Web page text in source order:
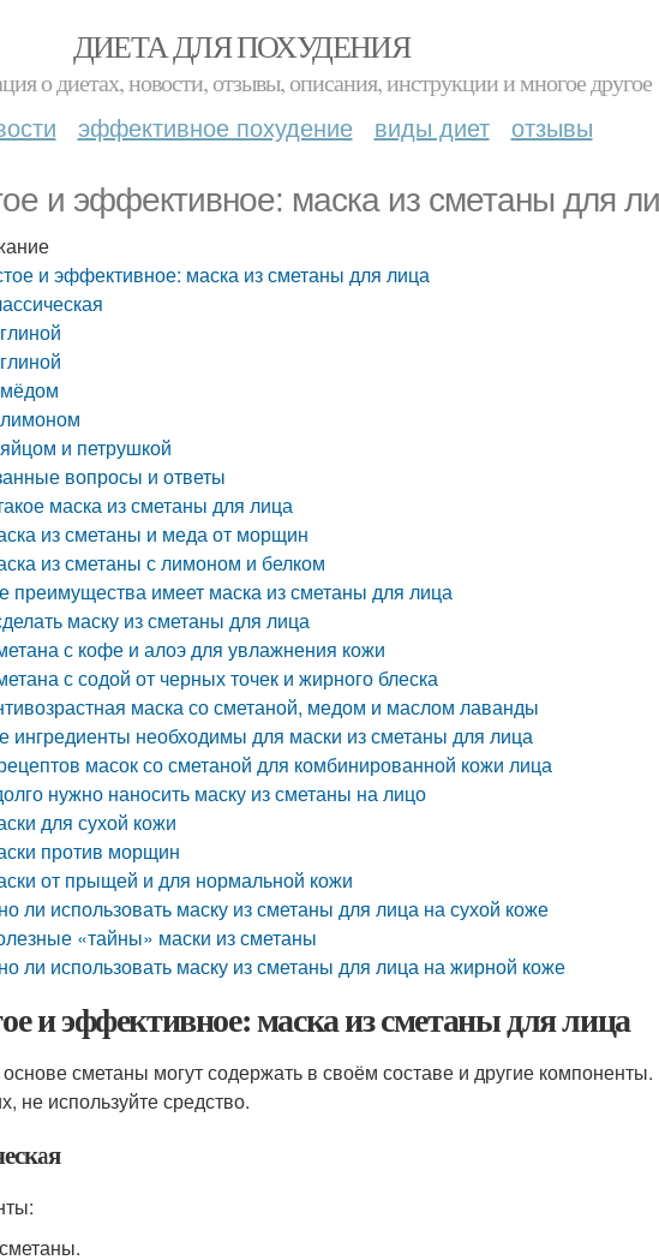
ДИЕТА ДЛЯ ПОХУДЕНИЯ
о диетах, новости, отзывы, описания, инструкции и многое другое
эффективное похудение виды диет отзывы
и эффективное: маска из сметаны для
и эффективное: маска из сметаны для лица
и петрушкой
вопросы и ответы
маска из сметаны для лица
из сметаны и меда от морщин
из сметаны с лимоном и белком
преимущества имеет маска из сметаны для лица
маску из сметаны для лица
с кофе и алоэ для увлажнения кожи
с содой от черных точек и жирного блеска
маска со сметаной, медом и маслом лаванды
ингредиенты необходимы для маски из сметаны для лица
масок со сметаной для комбинированной кожи лица
нужно наносить маску из сметаны на лицо
для сухой кожи
против морщин
от прыщей и для нормальной кожи
ли использовать маску из сметаны для лица на сухой коже
«тайны» маски из сметаны
ли использовать маску из сметаны для лица на жирной коже
и эффективное: маска из сметаны для лица
сметаны могут содержать в своём составе и другие
не используйте средство.